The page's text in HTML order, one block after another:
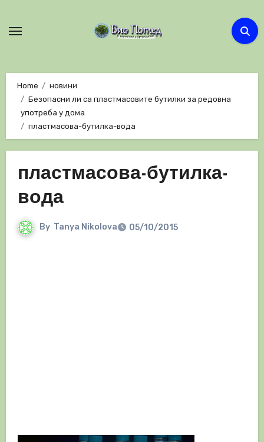
Home
новини
Безопасни ли са пластмасовите бутилки за редовна
употреба у дома
пластмасова-бутилка-вода
пластмасова-бутилка-
вода
By Tanya Nikolova 05/10/2015